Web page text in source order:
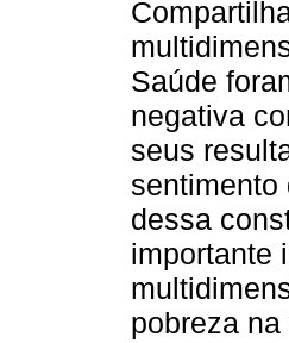
Saúde
negativa
seus
sentimento
dessa
importante
pobreza